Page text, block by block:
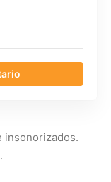
insonorizados.